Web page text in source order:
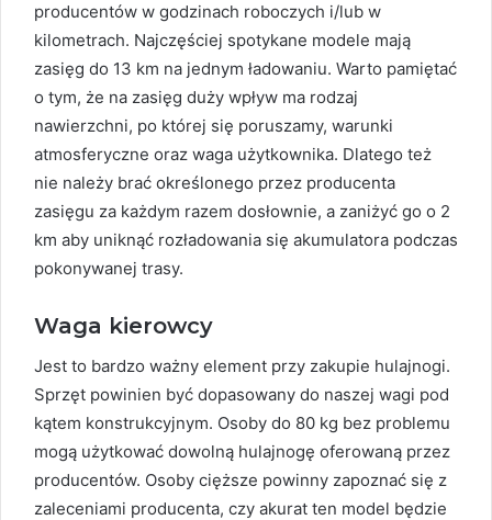
producentów w godzinach roboczych i/lub w
kilometrach. Najczęściej spotykane modele mają
zasięg do 13 km na jednym ładowaniu. Warto pamiętać
o tym, że na zasięg duży wpływ ma rodzaj
nawierzchni, po której się poruszamy, warunki
atmosferyczne oraz waga użytkownika. Dlatego też
nie należy brać określonego przez producenta
zasięgu za każdym razem dosłownie, a zaniżyć go o 2
km aby uniknąć rozładowania się akumulatora podczas
pokonywanej trasy.
Waga kierowcy
Jest to bardzo ważny element przy zakupie hulajnogi.
Sprzęt powinien być dopasowany do naszej wagi pod
kątem konstrukcyjnym. Osoby do 80 kg bez problemu
mogą użytkować dowolną hulajnogę oferowaną przez
producentów. Osoby cięższe powinny zapoznać się z
zaleceniami producenta, czy akurat ten model będzie